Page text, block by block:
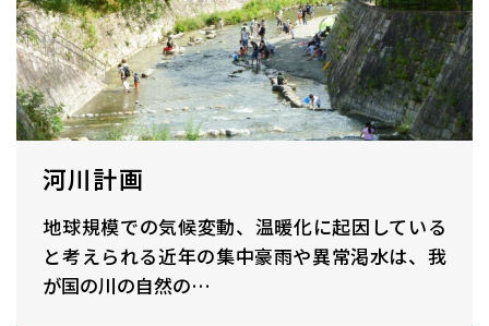
河川計画
地球規模での気候変動、温暖化に起因している
と考えられる近年の集中豪雨や異常渇水は、我
が国の川の自然の…